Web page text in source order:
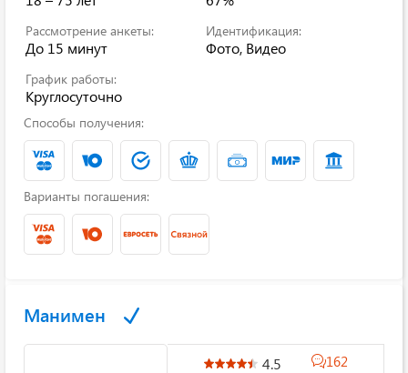
Рассмотрение анкеты:
До 15 минут
Идентификация:
Фото, Видео
График работы:
Круглосуточно
Способы получения:
Варианты погашения:
Манимен
4.5 162